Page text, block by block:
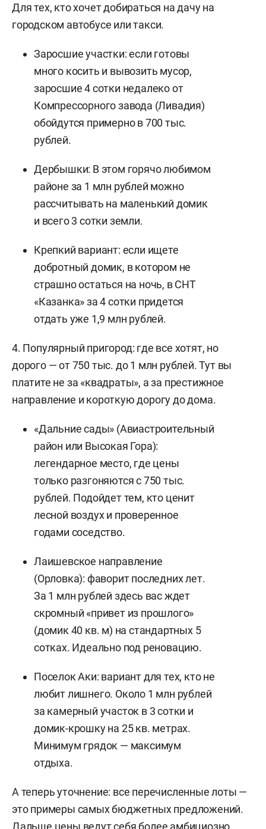
Для тех, кто хочет добираться на дачу на
городском автобусе или такси.
Заросшие участки: если готовы
много косить и вывозить мусор,
заросшие 4 сотки недалеко от
Компрессорного завода (Ливадия)
обойдутся примерно в 700 тыс.
рублей.
Дербышки: В этом горячо любимом
районе за 1 млн рублей можно
рассчитывать на маленький домик
и всего 3 сотки земли.
Крепкий вариант: если ищете
добротный домик, в котором не
страшно остаться на ночь, в СНТ
«Казанка» за 4 сотки придется
отдать уже 1,9 млн рублей.
4. Популярный пригород: где все хотят, но
дорого — от 750 тыс. до 1 млн рублей. Тут вы
платите не за «квадраты», а за престижное
направление и короткую дорогу до дома.
«Дальние сады» (Авиастроительный
район или Высокая Гора):
легендарное место, где цены
только разгоняются с 750 тыс.
рублей. Подойдет тем, кто ценит
лесной воздух и проверенное
годами соседство.
Лаишевское направление
(Орловка): фаворит последних лет.
За 1 млн рублей здесь вас ждет
скромный «привет из прошлого»
(домик 40 кв. м) на стандартных 5
сотках. Идеально под реновацию.
Поселок Аки: вариант для тех, кто не
любит лишнего. Около 1 млн рублей
за камерный участок в 3 сотки и
домик-крошку на 25 кв. метрах.
Минимум грядок — максимум
отдыха.
А теперь уточнение: все перечисленные лоты —
это примеры самых бюджетных предложений.
Дальше цены ведут себя более амбициозно.